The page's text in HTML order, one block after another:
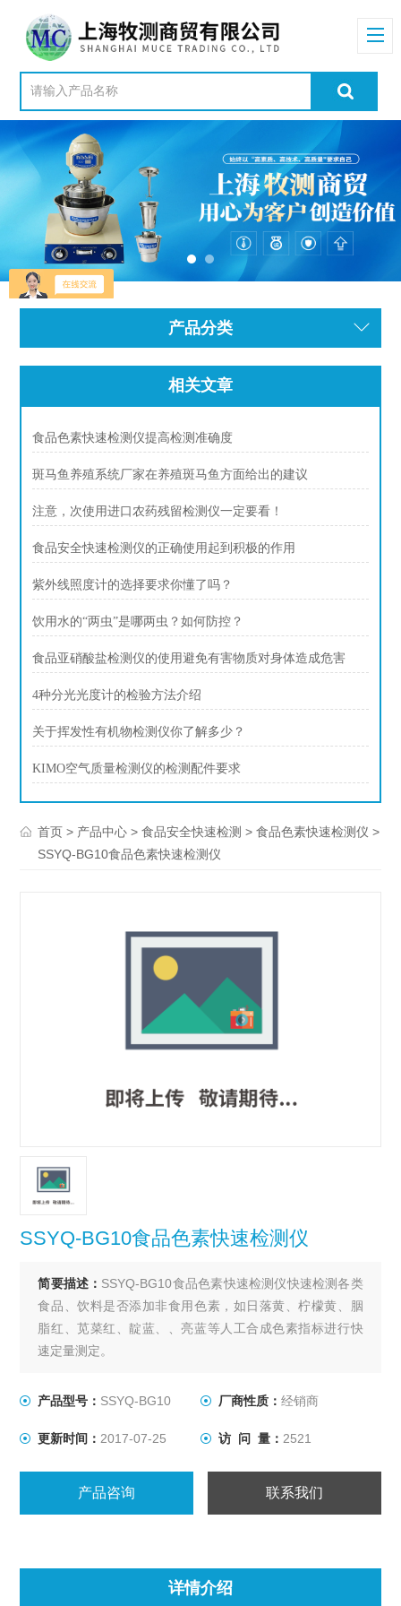
产品分类
相关文章
食品色素快速检测仪提高检测准确度
斑马鱼养殖系统厂家在养殖斑马鱼方面给出的建议
注意，次使用进口农药残留检测仪一定要看！
食品安全快速检测仪的正确使用起到积极的作用
紫外线照度计的选择要求你懂了吗？
饮用水的“两虫”是哪两虫？如何防控？
食品亚硝酸盐检测仪的使用避免有害物质对身体造成危害
4种分光光度计的检验方法介绍
关于挥发性有机物检测仪你了解多少？
KIMO空气质量检测仪的检测配件要求
首页 > 产品中心 >食品安全快速检测 >食品色素快速检测仪 >
SSYQ-BG10食品色素快速检测仪
SSYQ-BG10食品色素快速检测仪
简要描述： SSYQ-BG10食品色素快速检测仪快速检测各类
食品、饮料是否添加非食用色素，如日落黄、柠檬黄、胭
脂红、苋菜红、靛蓝、、亮蓝等人工合成色素指标进行快
速定量测定。
产品型号： SSYQ-BG10 厂商性质： 经销商
更新时间： 2017-07-25 访 问 量： 2521
产品咨询 联系我们
详情介绍